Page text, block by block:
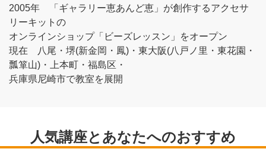
2005年 「ギャラリー恵あんど恵」が創作するアクセサ
リーキットの
オンラインショップ「ビーズレッスン」をオープン
現在 八尾・堺(新金岡・鳳)・東大阪(八戸ノ里・東花園・
瓢箪山)・上本町・福島区・
兵庫県尼崎市で教室を展開